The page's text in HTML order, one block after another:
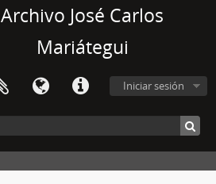
Archivo José Carlos
Mariátegui
Iniciar sesión